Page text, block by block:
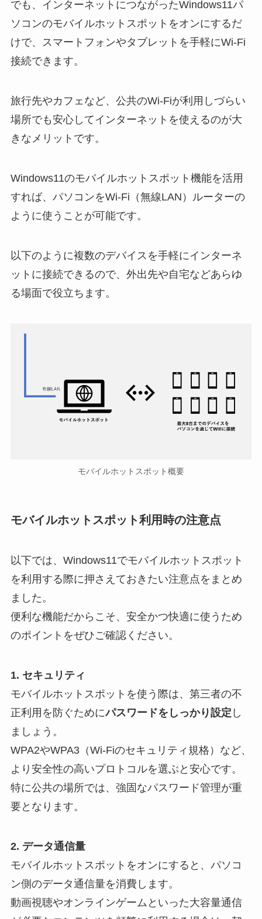
でも、インターネットにつながったWindows11パ
ソコンのモバイルホットスポットをオンにするだ
けで、スマートフォンやタブレットを手軽にWi-Fi
接続できます。
旅行先やカフェなど、公共のWi-Fiが利用しづらい
場所でも安心してインターネットを使えるのが大
きなメリットです。
Windows11のモバイルホットスポット機能を活用
すれば、パソコンをWi-Fi（無線LAN）ルーターの
ように使うことが可能です。
以下のように複数のデバイスを手軽にインターネ
ットに接続できるので、外出先や自宅などあらゆ
る場面で役立ちます。
モバイルホットスポット概要
モバイルホットスポット利用時の注意点
以下では、Windows11でモバイルホットスポット
を利用する際に押さえておきたい注意点をまとめ
ました。
便利な機能だからこそ、安全かつ快適に使うため
のポイントをぜひご確認ください。
1. セキュリティ
モバイルホットスポットを使う際は、第三者の不
正利用を防ぐためにパスワードをしっかり設定 し
ましょう。
WPA2やWPA3（Wi-Fiのセキュリティ規格）など、
より安全性の高いプロトコルを選ぶと安心です。
特に公共の場所では、強固なパスワード管理が重
要となります。
2. データ通信量
モバイルホットスポットをオンにすると、パソコ
ン側のデータ通信量を消費します。
動画視聴やオンラインゲームといった大容量通信